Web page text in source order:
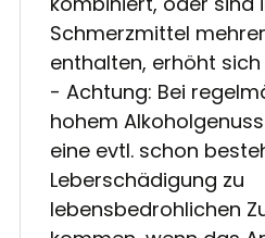
Schmerzmittel
enthalten, erhöht
- Achtung: Bei
hohem
eine evtl. schon
Leberschädigung zu
lebensbedrohlichen